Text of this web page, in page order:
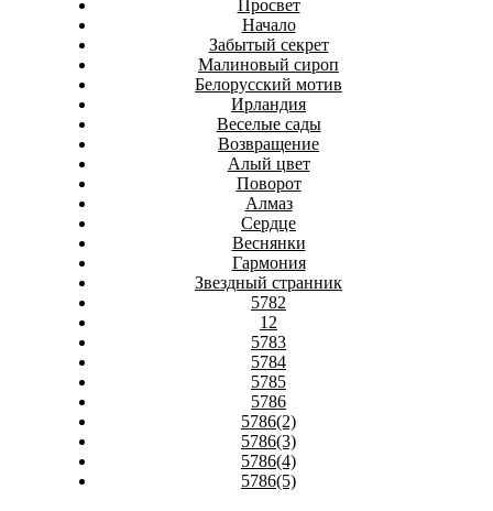
Просвет
Начало
Забытый секрет
Малиновый сироп
Белорусский мотив
Ирландия
Веселые сады
Возвращение
Алый цвет
Поворот
Алмаз
Сердце
Веснянки
Гармония
Звездный странник
5782
12
5783
5784
5785
5786
5786(2)
5786(3)
5786(4)
5786(5)